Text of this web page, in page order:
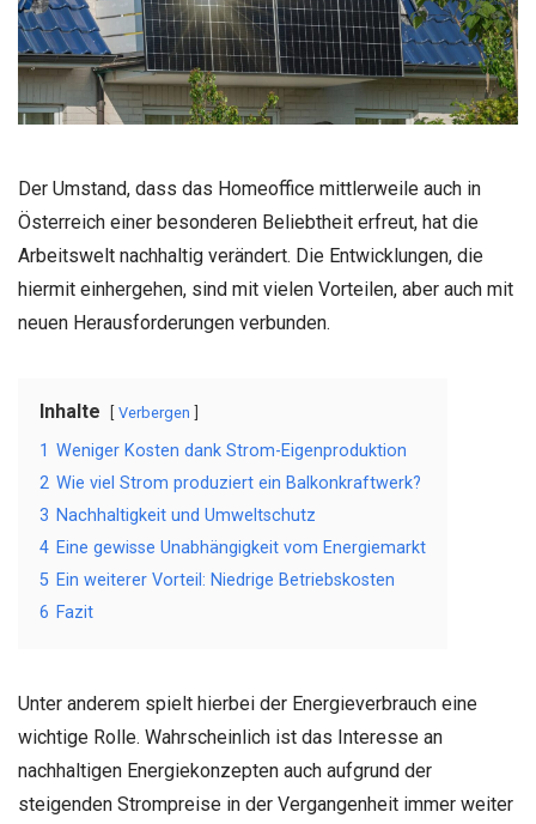
Der Umstand, dass das Homeoffice mittlerweile auch in
Österreich einer besonderen Beliebtheit erfreut, hat die
Arbeitswelt nachhaltig verändert. Die Entwicklungen, die
hiermit einhergehen, sind mit vielen Vorteilen, aber auch mit
neuen Herausforderungen verbunden.
Inhalte Verbergen
1 Weniger Kosten dank Strom-Eigenproduktion
2 Wie viel Strom produziert ein Balkonkraftwerk?
3 Nachhaltigkeit und Umweltschutz
4 Eine gewisse Unabhängigkeit vom Energiemarkt
5 Ein weiterer Vorteil: Niedrige Betriebskosten
6 Fazit
Unter anderem spielt hierbei der Energieverbrauch eine
wichtige Rolle. Wahrscheinlich ist das Interesse an
nachhaltigen Energiekonzepten auch aufgrund der
steigenden Strompreise in der Vergangenheit immer weiter